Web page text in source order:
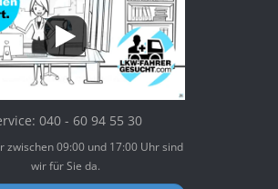
040 - 60 94 55 30
zwischen 09:00 und 17:00 Uhr sind
wir für Sie da.